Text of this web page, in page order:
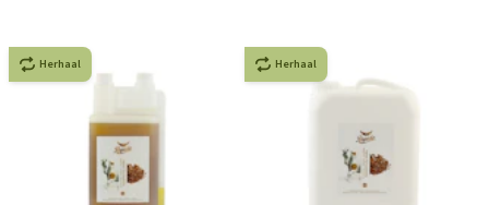
Herhaal Herhaal